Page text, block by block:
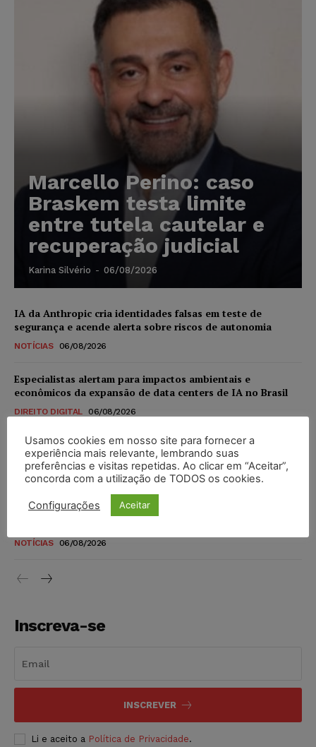
Marcello Perino: caso
Braskem testa limite
entre tutela cautelar e
recuperação judicial
Karina Silvério - 06/08/2026
IA da Anthropic cria identidades falsas em teste de
segurança e acende alerta sobre riscos de autonomia
NOTÍCIAS 06/08/2026
Especialistas alertam para impactos ambientais e
econômicos da expansão de data centers de IA no Brasil
DIREITO DIGITAL 06/08/2026
TSE reforça que sistemas das urnas eletrônicas tornam-se
invioláveis após assinatura digital e lacração
NOTÍCIAS 06/08/2026
STF inicia julgamento sobre constitucionalidade da
NOTÍCIAS 06/08/2026
Inscreva-se
INSCREVER
Li e aceito a Política de Privacidade.
Usamos cookies em nosso site para fornecer a
experiência mais relevante, lembrando suas
preferências e visitas repetidas. Ao clicar em “Aceitar”,
concorda com a utilização de TODOS os cookies.
Configurações Aceitar